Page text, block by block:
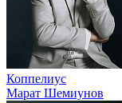
Коппелиус
Марат Шемиунов